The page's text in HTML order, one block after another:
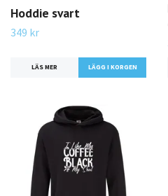
Hoddie svart
349 kr
LÄS MER LÄGG I KORGEN